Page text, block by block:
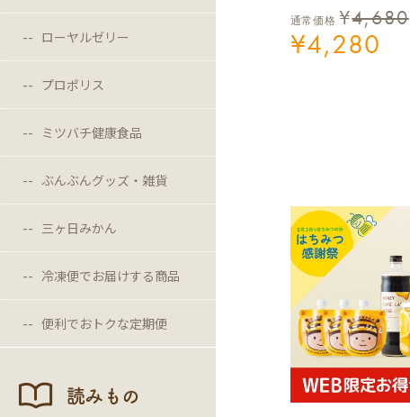
ローヤルゼリー
プロポリス
ミツバチ健康食品
ぶんぶんグッズ・雑貨
三ヶ日みかん
冷凍便でお届けする商品
便利でおトクな定期便
読みもの
通常価格 ¥4,680
¥4,280